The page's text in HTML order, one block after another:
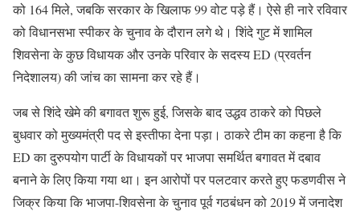
को 164 मिले, जबकि सरकार के खिलाफ 99 वोट पड़े हैं। ऐसे ही नारे रविवार
को विधानसभा स्पीकर के चुनाव के दौरान लगे थे। शिंदे गुट में शामिल
शिवसेना के कुछ विधायक और उनके परिवार के सदस्य ED (प्रवर्तन
निदेशालय) की जांच का सामना कर रहे हैं।
जब से शिंदे खेमे की बगावत शुरू हुई, जिसके बाद उद्धव ठाकरे को पिछले
बुधवार को मुख्यमंत्री पद से इस्तीफा देना पड़ा। ठाकरे टीम का कहना है कि
ED का दुरुपयोग पार्टी के विधायकों पर भाजपा समर्थित बगावत में दबाव
बनाने के लिए किया गया था। इन आरोपों पर पलटवार करते हुए फडणवीस ने
जिक्र किया कि भाजपा-शिवसेना के चुनाव पूर्व गठबंधन को 2019 में जनादेश